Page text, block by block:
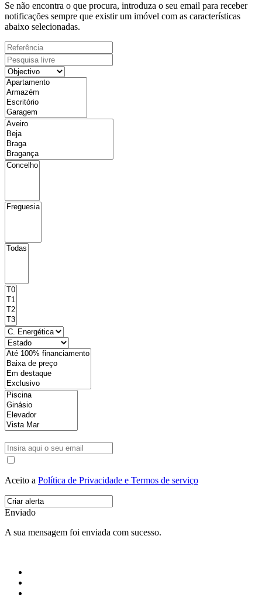
Se não encontra o que procura, introduza o seu email para receber
notificações sempre que existir um imóvel com as características
abaixo selecionadas.
Aceito a Política de Privacidade e Termos de serviço
Enviado
A sua mensagem foi enviada com sucesso.